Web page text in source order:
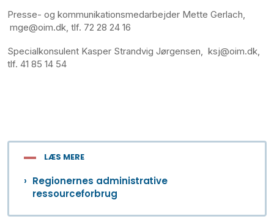
Presse- og kommunikationsmedarbejder Mette Gerlach,
mge@oim.dk, tlf. 72 28 24 16
Specialkonsulent Kasper Strandvig Jørgensen, ksj@oim.dk,
tlf. 41 85 14 54
LÆS MERE
Regionernes administrative
ressourceforbrug